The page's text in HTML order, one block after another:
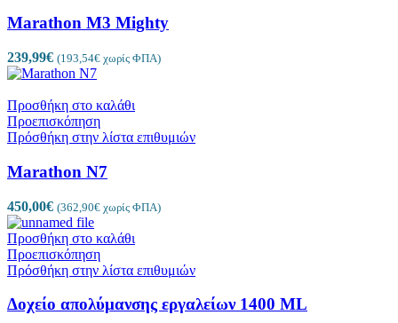
Marathon M3 Mighty
239,99€ (193,54€ χωρίς ΦΠΑ)
Προσθήκη στο καλάθι
Προεπισκόπηση
Πρόσθήκη στην λίστα επιθυμιών
Marathon N7
450,00€ (362,90€ χωρίς ΦΠΑ)
Προσθήκη στο καλάθι
Προεπισκόπηση
Πρόσθήκη στην λίστα επιθυμιών
Δοχείο απολύμανσης εργαλείων 1400 ML